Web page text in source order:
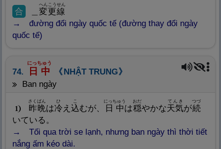
合 変更線
へんこうせん
đường đổi ngày quốc tế (đường thay đổi ngày
quốc tế)
74. 日 中
にっちゅう
NHẬT TRUNG
ban ngày
1 昨
Nghĩa: Hôm qua
晩
さくばん
は冷
ひ
え込
こ
むが、 日 中
にっちゅう
は穏
おだ
やかな天気
Nghĩa: Không khí, khí chất; khí
てんき
が続
つづ
いている。
Tối qua trời se lạnh, nhưng ban ngày thì thời tiết
nắng ấm kéo dài.